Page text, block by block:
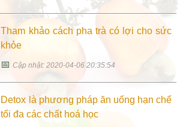
Tham khảo cách pha trà có lợi cho sức
khỏe
📅Cập nhật: 2020-04-06 20:35:54
Detox là phương pháp ăn uống hạn chế
tối đa các chất hoá học